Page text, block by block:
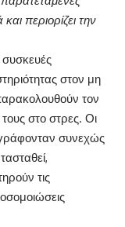
περιορίζει την
στον μη
τον
τους στο στρες. Οι
συνεχώς
τις